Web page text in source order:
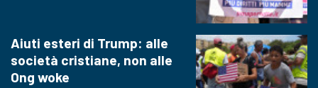
Aiuti esteri di Trump: alle
società cristiane, non alle
Ong woke